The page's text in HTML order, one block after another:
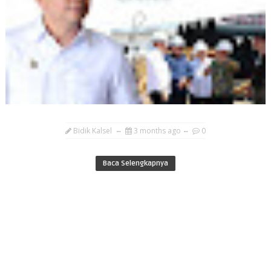
Bidik Kalsel 3 months ago 0
Baca Selengkapnya